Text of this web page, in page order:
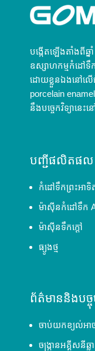
បង្កើតឡើងតាំងពីឆ្
ឧស្សាហកម្មកំដៅទឹ
ដោយខ្លួនឯងនៅល
porcelain
នឹងបច្ចេកវិទ្យានេះ
បញ្ជីផលិតផល
កំដៅទឹកព្រះអាទិ
ម៉ាស៊ីនកំដៅទឹក
ម៉ាស៊ីនទឹកក្តៅ
ធ្យូងថ្ម
ព័ត៌មាននិងបច្ចុ
ចាប់យកខ្យល់អា
ចង្ក្រានអគ្គីសនី